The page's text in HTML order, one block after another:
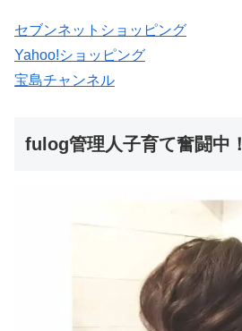
セブンネットショッピング
Yahoo!ショッピング
宝島チャンネル
fulog管理人子育て奮闘中！